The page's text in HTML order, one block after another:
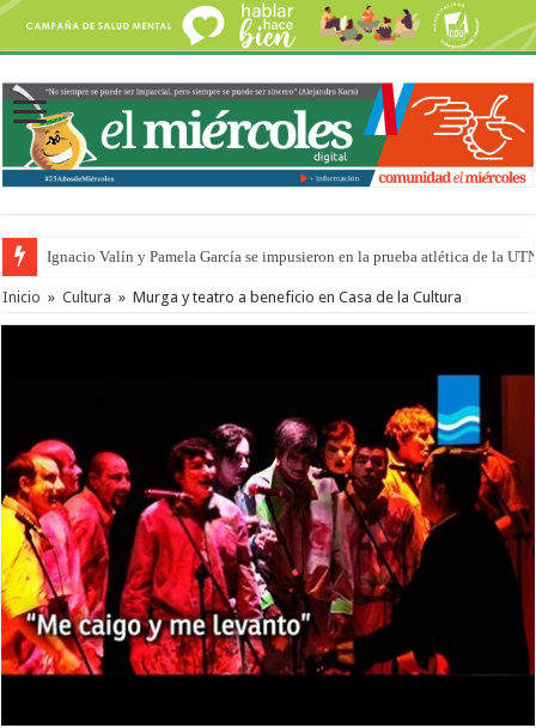
Ignacio Valín y Pamela García se impusieron en la prueba atlética de la
Inicio » Cultura » Murga y teatro a beneficio en Casa de la Cultura